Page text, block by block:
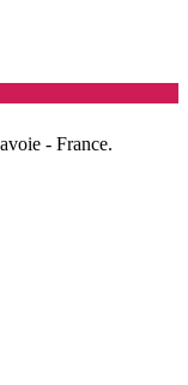
- France.